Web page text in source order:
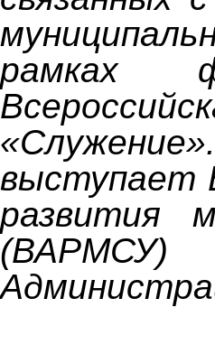
рамках
выступает
развития